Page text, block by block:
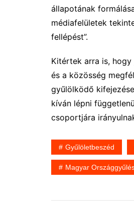
állapotának
médiafelületek
fellépést”.
Kitértek arra is,
és a közösség
gyűlölködő
kíván lépni
csoportjára
Gyűlöletbeszéd
Magyar